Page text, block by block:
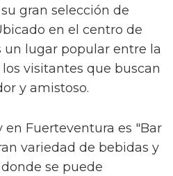
gran selección de
en el centro de
un lugar popular entre la
visitantes que buscan
y amistoso.
Fuerteventura es "Bar
variedad de bebidas y
se puede